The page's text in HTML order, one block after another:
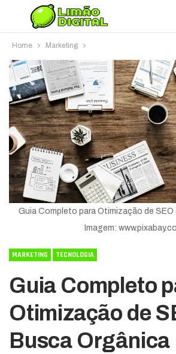
Home Marketing
Guia Completo para Otimização de
Imagem:
MARKETING TECNOLOGIA
Guia Completo
Otimização de
Busca Orgânica